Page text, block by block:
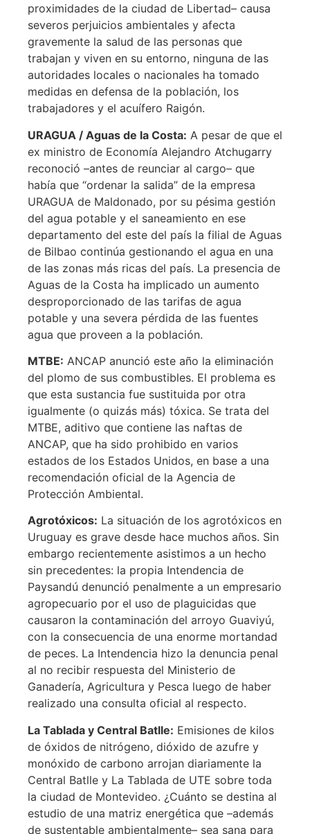
proximidades de la ciudad de Libertad– causa
severos perjuicios ambientales y afecta
gravemente la salud de las personas que
trabajan y viven en su entorno, ninguna de las
autoridades locales o nacionales ha tomado
medidas en defensa de la población, los
trabajadores y el acuífero Raigón.
URAGUA / Aguas de la Costa: A pesar de que el
ex ministro de Economía Alejandro Atchugarry
reconoció –antes de reunciar al cargo– que
había que “ordenar la salida” de la empresa
URAGUA de Maldonado, por su pésima gestión
del agua potable y el saneamiento en ese
departamento del este del país la filial de Aguas
de Bilbao continúa gestionando el agua en una
de las zonas más ricas del país. La presencia de
Aguas de la Costa ha implicado un aumento
desproporcionado de las tarifas de agua
potable y una severa pérdida de las fuentes
agua que proveen a la población.
MTBE: ANCAP anunció este año la eliminación
del plomo de sus combustibles. El problema es
que esta sustancia fue sustituida por otra
igualmente (o quizás más) tóxica. Se trata del
MTBE, aditivo que contiene las naftas de
ANCAP, que ha sido prohibido en varios
estados de los Estados Unidos, en base a una
recomendación oficial de la Agencia de
Protección Ambiental.
Agrotóxicos: La situación de los agrotóxicos en
Uruguay es grave desde hace muchos años. Sin
embargo recientemente asistimos a un hecho
sin precedentes: la propia Intendencia de
Paysandú denunció penalmente a un empresario
agropecuario por el uso de plaguicidas que
causaron la contaminación del arroyo Guaviyú,
con la consecuencia de una enorme mortandad
de peces. La Intendencia hizo la denuncia penal
al no recibir respuesta del Ministerio de
Ganadería, Agricultura y Pesca luego de haber
realizado una consulta oficial al respecto.
La Tablada y Central Batlle: Emisiones de kilos
de óxidos de nitrógeno, dióxido de azufre y
monóxido de carbono arrojan diariamente la
Central Batlle y La Tablada de UTE sobre toda
la ciudad de Montevideo. ¿Cuánto se destina al
estudio de una matriz energética que –además
de sustentable ambientalmente– sea sana para